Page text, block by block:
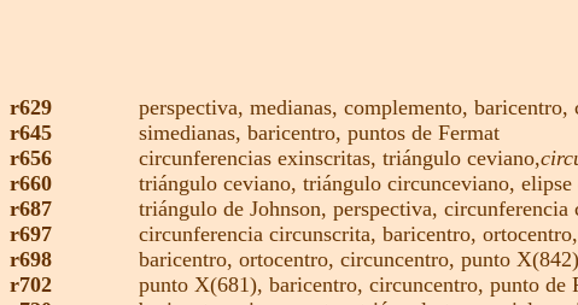
r629 perspectiva, medianas, complemento, baricentro,
r645
simedianas, baricentro, puntos de Fermat
r656
circunferencias exinscritas, triángulo ceviano,
r660
triángulo ceviano, triángulo circunceviano, elipse
r687
triángulo de Johnson, perspectiva, circunferencia
r697
circunferencia circunscrita, baricentro, ortocentro,
r698
baricentro, ortocentro, circuncentro, punto X(842)
r702
punto X(681), baricentro, circuncentro, punto de